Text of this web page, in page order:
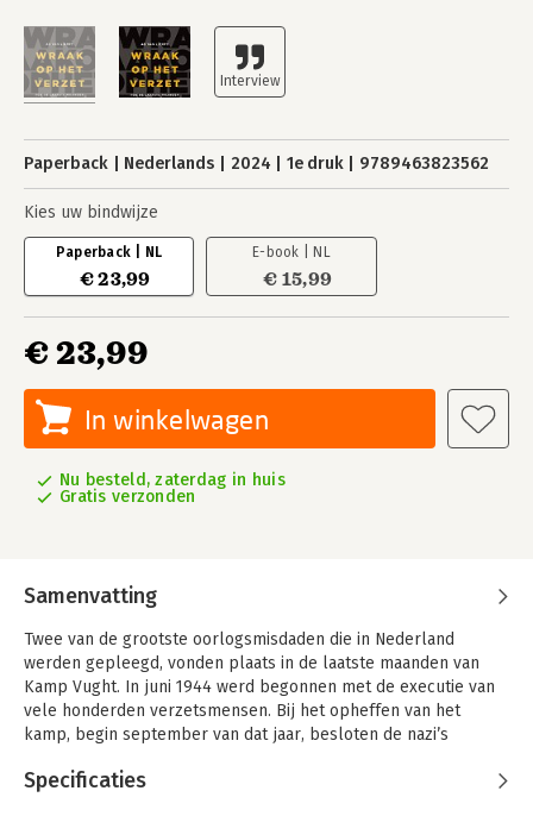
Paperback Nederlands 2024 1e druk 9789463823562
Kies uw bindwijze
Paperback | NL
€ 23,99
E-book | NL
€ 15,99
€ 23,99
In winkelwagen
Nu besteld, zaterdag in huis
Gratis verzonden
Samenvatting
Twee van de grootste oorlogsmisdaden die in Nederland
werden gepleegd, vonden plaats in de laatste maanden van
Kamp Vught. In juni 1944 werd begonnen met de executie van
vele honderden verzetsmensen. Bij het opheffen van het
kamp, begin september van dat jaar, besloten de nazi’s
de kampen Sachsenhausen en Ravensbrück. Meer dan de helft,
Specificaties